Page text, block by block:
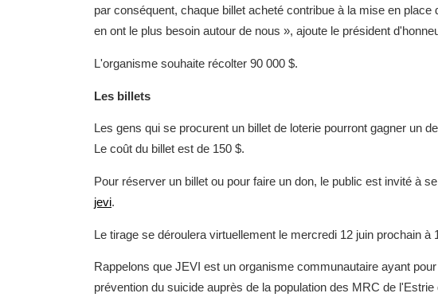
par conséquent, chaque billet acheté contribue à la mise en
en ont le plus besoin autour de nous », ajoute le président
L'organisme souhaite récolter 90 000 $.
Les billets
Les gens qui se procurent un billet de loterie pourront gagner un
Le coût du billet est de 150 $.
Pour réserver un billet ou pour faire un don, le public est invité à
jevi.
Le tirage se déroulera virtuellement le mercredi 12 juin prochain à
Rappelons que JEVI est un organisme communautaire ayant
prévention du suicide auprès de la population des MRC de